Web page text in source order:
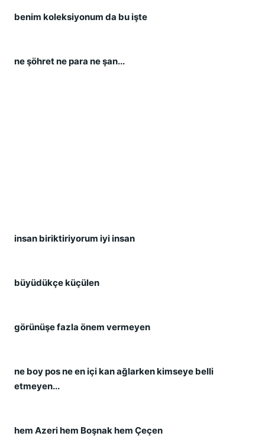
benim koleksiyonum da bu işte
ne şöhret ne para ne şan...
insan biriktiriyorum iyi insan
büyüdükçe küçülen
görünüşe fazla önem vermeyen
ne boy pos ne en içi kan ağlarken kimseye belli
etmeyen...
hem Azeri hem Boşnak hem Çeçen